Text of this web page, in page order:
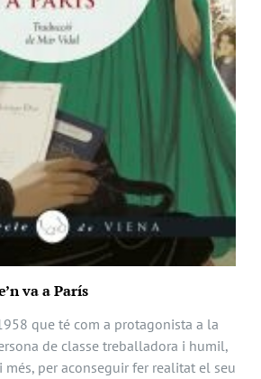
va a París
que té com a protagonista a la
de classe treballadora i humil,
per aconseguir fer realitat el seu